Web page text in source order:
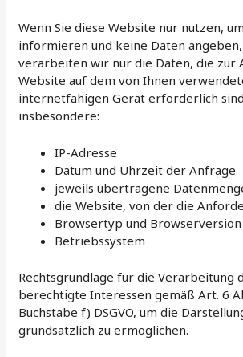
Wenn Sie diese Website nur nutzen,
informieren und keine Daten
verarbeiten wir nur die Daten, die zur
Website auf dem von Ihnen
internetfähigen Gerät erforderlich
insbesondere:
IP-Adresse
Datum und Uhrzeit der Anfrage
jeweils übertragene
die Website, von der die
Browsertyp und Browserversion
Betriebssystem
Rechtsgrundlage für die Verarbeitung
berechtigte Interessen gemäß Art. 6
Buchstabe f) DSGVO, um die
grundsätzlich zu ermöglichen.